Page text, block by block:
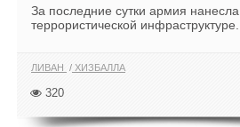
За последние сутки армия
террористической инфраструктуре...
ЛИВАН ХИЗБАЛЛА
320